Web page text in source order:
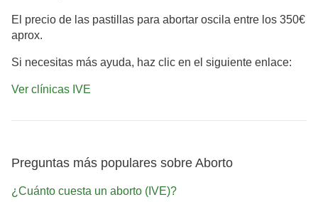
El precio de las pastillas para abortar oscila entre los 350€
aprox.
Si necesitas más ayuda, haz clic en el siguiente enlace:
Ver clínicas IVE
Preguntas más populares sobre Aborto
¿Cuánto cuesta un aborto (IVE)?